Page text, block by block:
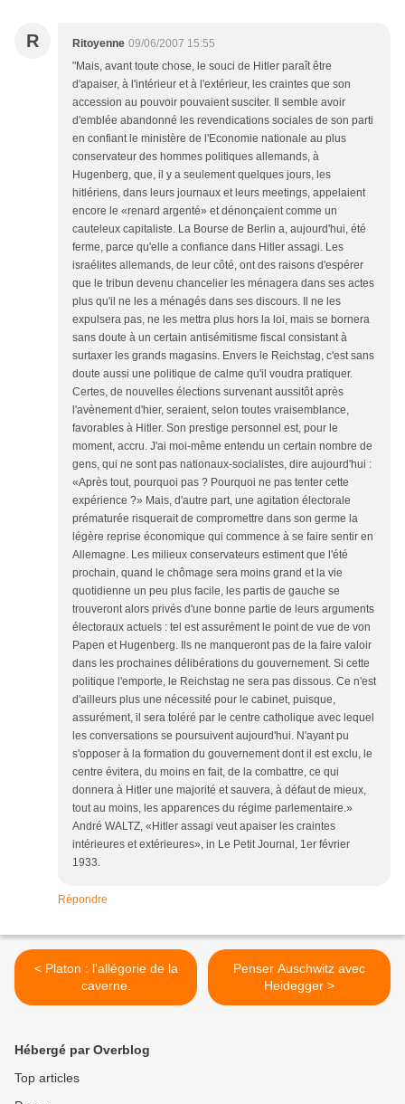
R Ritoyenne 09/06/2007 15:55
"Mais, avant toute chose, le souci de Hitler paraît être
d'apaiser, à l'intérieur et à l'extérieur, les craintes que son
accession au pouvoir pouvaient susciter. Il semble avoir
d'emblée abandonné les revendications sociales de son parti
en confiant le ministère de l'Economie nationale au plus
conservateur des hommes politiques allemands, à
Hugenberg, que, il y a seulement quelques jours, les
hitlériens, dans leurs journaux et leurs meetings, appelaient
encore le «renard argenté» et dénonçaient comme un
cauteleux capitaliste. La Bourse de Berlin a, aujourd'hui, été
ferme, parce qu'elle a confiance dans Hitler assagi. Les
israélites allemands, de leur côté, ont des raisons d'espérer
que le tribun devenu chancelier les ménagera dans ses actes
plus qu'il ne les a ménagés dans ses discours. Il ne les
expulsera pas, ne les mettra plus hors la loi, mais se bornera
sans doute à un certain antisémitisme fiscal consistant à
surtaxer les grands magasins. Envers le Reichstag, c'est sans
doute aussi une politique de calme qu'il voudra pratiquer.
Certes, de nouvelles élections survenant aussitôt après
l'avènement d'hier, seraient, selon toutes vraisemblance,
favorables à Hitler. Son prestige personnel est, pour le
moment, accru. J'ai moi-même entendu un certain nombre de
gens, qui ne sont pas nationaux-socialistes, dire aujourd'hui :
«Après tout, pourquoi pas ? Pourquoi ne pas tenter cette
expérience ?» Mais, d'autre part, une agitation électorale
prématurée risquerait de compromettre dans son germe la
légère reprise économique qui commence à se faire sentir en
Allemagne. Les milieux conservateurs estiment que l'été
prochain, quand le chômage sera moins grand et la vie
quotidienne un peu plus facile, les partis de gauche se
trouveront alors privés d'une bonne partie de leurs arguments
électoraux actuels : tel est assurément le point de vue de von
Papen et Hugenberg. Ils ne manqueront pas de la faire valoir
dans les prochaines délibérations du gouvernement. Si cette
politique l'emporte, le Reichstag ne sera pas dissous. Ce n'est
d'ailleurs plus une nécessité pour le cabinet, puisque,
assurément, il sera toléré par le centre catholique avec lequel
les conversations se poursuivent aujourd'hui. N'ayant pu
s'opposer à la formation du gouvernement dont il est exclu, le
centre évitera, du moins en fait, de la combattre, ce qui
donnera à Hitler une majorité et sauvera, à défaut de mieux,
tout au moins, les apparences du régime parlementaire.»
André WALTZ, «Hitler assagi veut apaiser les craintes
intérieures et extérieures», in Le Petit Journal, 1er février
1933.
Répondre
< Platon : l'allégorie de la
caverne.
Penser Auschwitz avec
Heidegger >
Hébergé par Overblog
Top articles